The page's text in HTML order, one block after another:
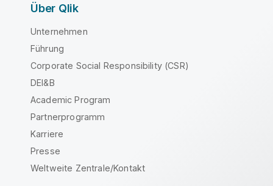
Über Qlik
Unternehmen
Führung
Corporate Social Responsibility (CSR)
DEI&B
Academic Program
Partnerprogramm
Karriere
Presse
Weltweite Zentrale/Kontakt